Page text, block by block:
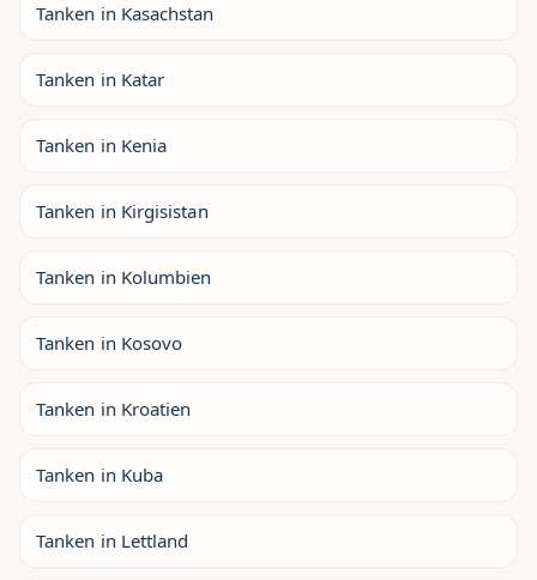
Tanken in Kasachstan
Tanken in Katar
Tanken in Kenia
Tanken in Kirgisistan
Tanken in Kolumbien
Tanken in Kosovo
Tanken in Kroatien
Tanken in Kuba
Tanken in Lettland